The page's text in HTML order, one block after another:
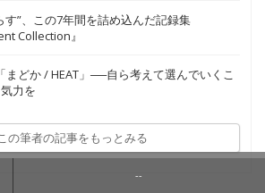
す”、この7年間を詰め込んだ記録集
Collection』
まどか / HEAT」──自ら考えて選んでいくこ
力を
の筆者の記事をもっとみる
--